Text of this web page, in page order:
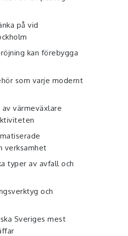
på vid
kan förebygga
som varje modernt
värmeväxlare
verksamhet
typer av avfall och
och
Sveriges mest